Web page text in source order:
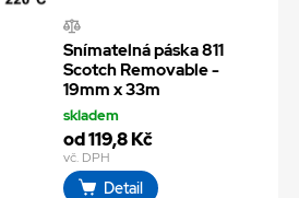
Snímatelná páska 811
Scotch Removable -
19mm x 33m
skladem
od 119,8 Kč
vč. DPH
Detail